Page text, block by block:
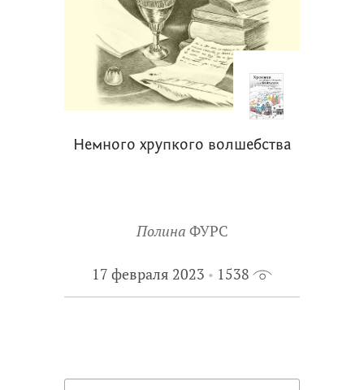
Немного хрупкого волшебства
Полина ФУРС
17 февраля 2023 1538